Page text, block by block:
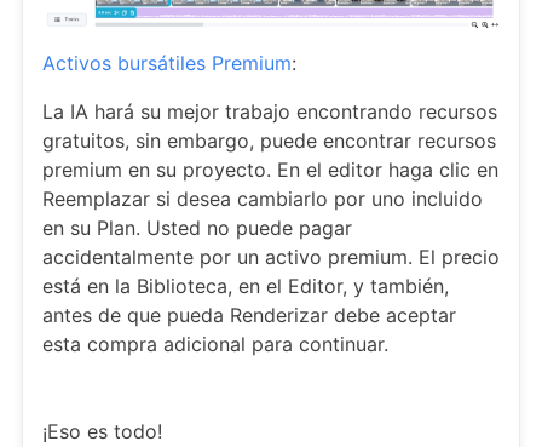
Activos bursátiles Premium:
La IA hará su mejor trabajo encontrando recursos
gratuitos, sin embargo, puede encontrar recursos
premium en su proyecto. En el editor haga clic en
Reemplazar si desea cambiarlo por uno incluido
en su Plan. Usted no puede pagar
accidentalmente por un activo premium. El precio
está en la Biblioteca, en el Editor, y también,
antes de que pueda Renderizar debe aceptar
esta compra adicional para continuar.
¡Eso es todo!